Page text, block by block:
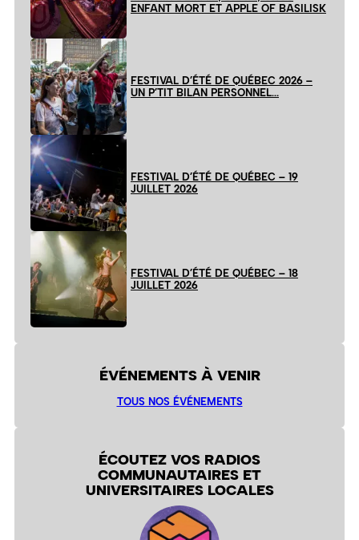
ENFANT MORT ET APPLE OF BASILISK
FESTIVAL D’ÉTÉ DE QUÉBEC 2026 –
UN P’TIT BILAN PERSONNEL…
FESTIVAL D’ÉTÉ DE QUÉBEC – 19
JUILLET 2026
FESTIVAL D’ÉTÉ DE QUÉBEC – 18
JUILLET 2026
ÉVÉNEMENTS À VENIR
TOUS NOS ÉVÉNEMENTS
ÉCOUTEZ VOS RADIOS
COMMUNAUTAIRES ET
UNIVERSITAIRES LOCALES